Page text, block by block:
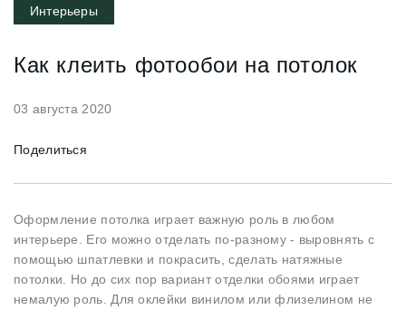
+38 (097) 151 87 57
Избранное Кабинет
Интерьеры
Как клеить фотообои на потолок
03 августа 2020
Поделиться
Оформление потолка играет важную роль в любом
интерьере. Его можно отделать по-разному - выровнять с
помощью шпатлевки и покрасить, сделать натяжные
потолки. Но до сих пор вариант отделки обоями играет
немалую роль. Для оклейки винилом или флизелином не